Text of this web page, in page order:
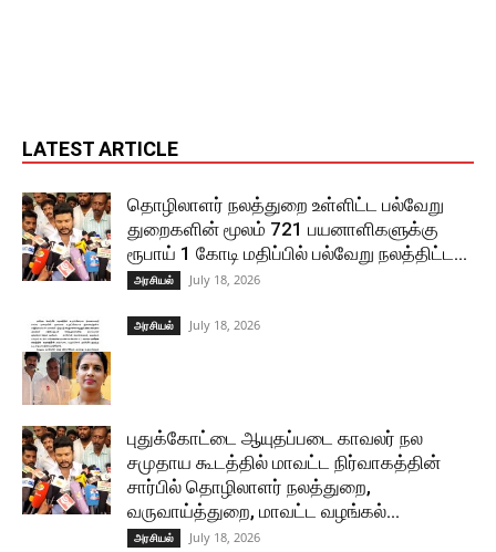
LATEST ARTICLE
தொழிலாளர் நலத்துறை உள்ளிட்ட பல்வேறு
துறைகளின் மூலம் 721 பயனாளிகளுக்கு
ரூபாய் 1 கோடி மதிப்பில் பல்வேறு நலத்திட்ட...
அரசியல் July 18, 2026
அரசியல் July 18, 2026
புதுக்கோட்டை ஆயுதப்படை காவலர் நல
சமுதாய கூடத்தில் மாவட்ட நிர்வாகத்தின்
சார்பில் தொழிலாளர் நலத்துறை,
வருவாய்த்துறை, மாவட்ட வழங்கல்...
அரசியல் July 18, 2026